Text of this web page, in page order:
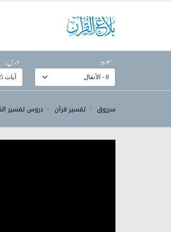
سورہ:
درس:
سرروق تفسیر قرآن دروس تفسیر